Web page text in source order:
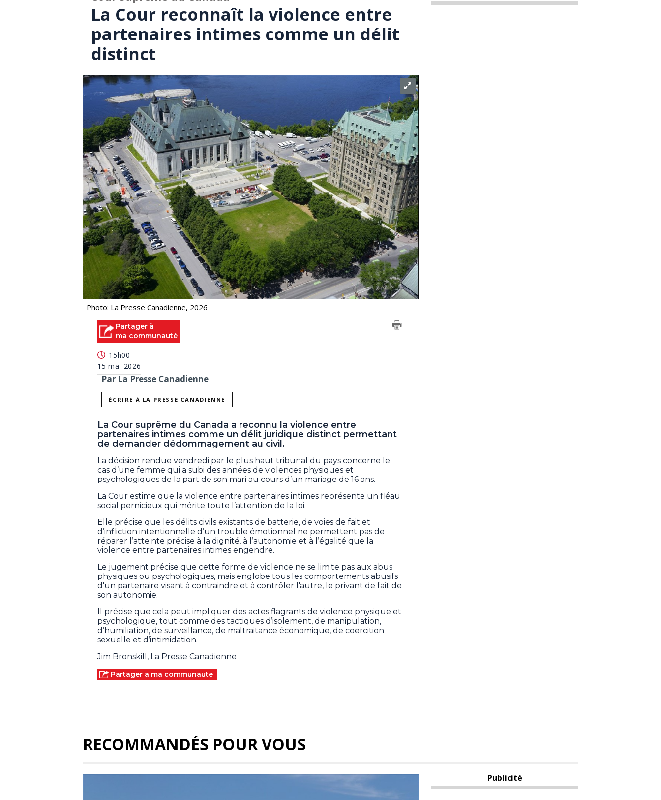
La Cour reconnaît la violence entre
partenaires intimes comme un délit
distinct
Photo: La Presse Canadienne, 2026
Partager à
ma communauté
15h00
15 mai 2026
Par La Presse Canadienne
ÉCRIRE À LA PRESSE CANADIENNE
La Cour suprême du Canada a reconnu la violence entre
partenaires intimes comme un délit juridique distinct permettant
de demander dédommagement au civil.
La décision rendue vendredi par le plus haut tribunal du pays concerne le
cas d’une femme qui a subi des années de violences physiques et
psychologiques de la part de son mari au cours d’un mariage de 16 ans.
La Cour estime que la violence entre partenaires intimes représente un fléau
social pernicieux qui mérite toute l’attention de la loi.
Elle précise que les délits civils existants de batterie, de voies de fait et
d’infliction intentionnelle d’un trouble émotionnel ne permettent pas de
réparer l’atteinte précise à la dignité, à l’autonomie et à l’égalité que la
violence entre partenaires intimes engendre.
Le jugement précise que cette forme de violence ne se limite pas aux abus
physiques ou psychologiques, mais englobe tous les comportements abusifs
d'un partenaire visant à contraindre et à contrôler l'autre, le privant de fait de
son autonomie.
Il précise que cela peut impliquer des actes flagrants de violence physique et
psychologique, tout comme des tactiques d’isolement, de manipulation,
d’humiliation, de surveillance, de maltraitance économique, de coercition
sexuelle et d’intimidation.
Jim Bronskill, La Presse Canadienne
Partager à ma communauté
RECOMMANDÉS POUR VOUS
Publicité